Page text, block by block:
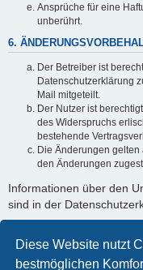
Diese Website nutzt
bestmöglichen
Ansprüche für eine
unberührt.
6.
Der Betreiber ist
Datenschutzerklärung
Mail mitgeteilt.
Der Nutzer ist
des Widerspruchs
bestehende
Die Änderungen
den Änderungen
Informationen über den
sind in der